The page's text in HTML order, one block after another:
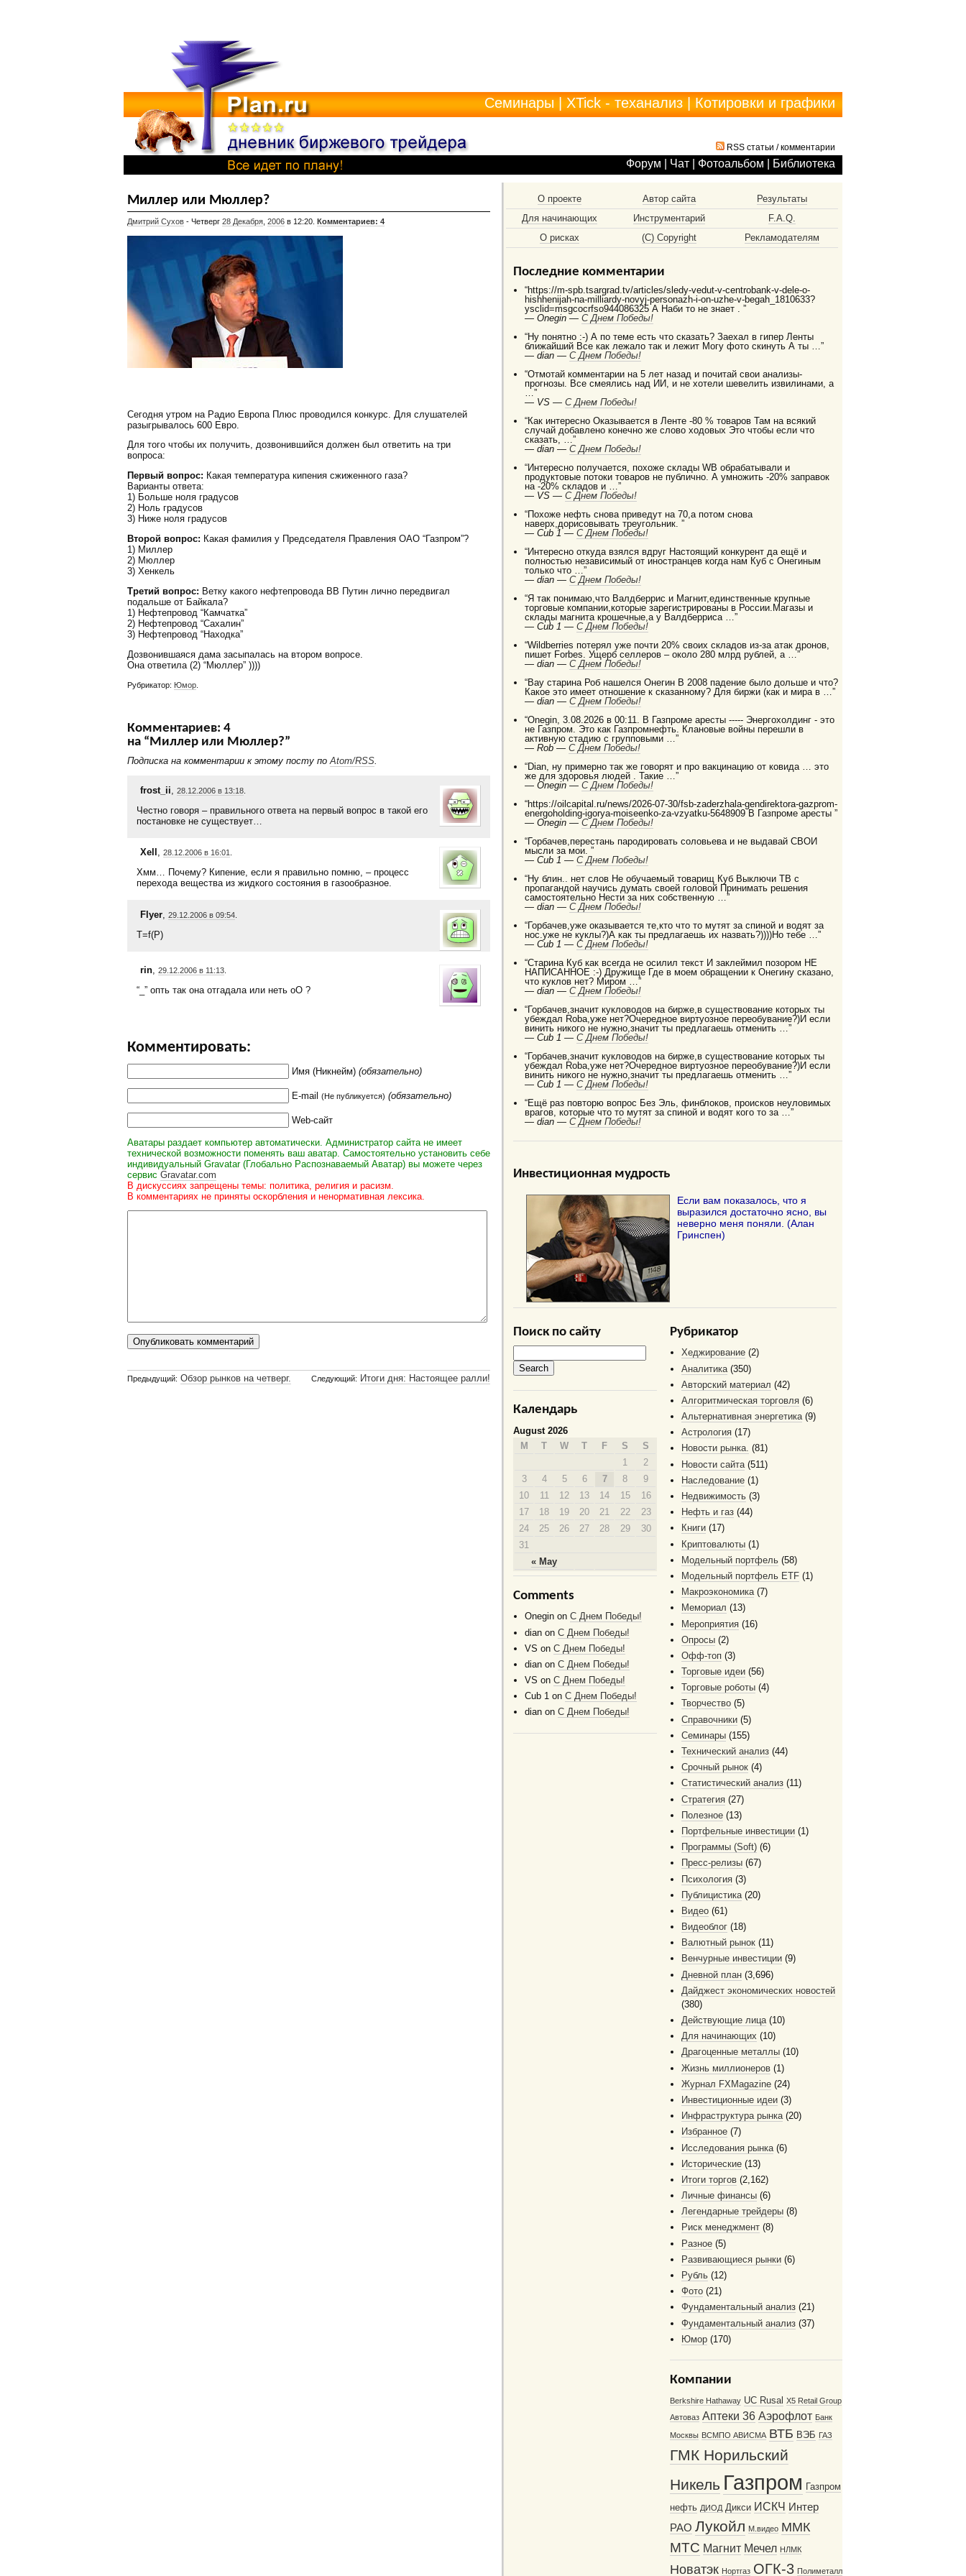
Семинары XTick - теханализ Котировки и графики
RSS статьи /комментарии
Форум Чат Фотоальбом Библиотека
Миллер или Мюллер?
Дмитрий Сухов - Четверг 28 Декабря 2006 в 12:20. Комментариев: 4
Сегодня утром на Радио Европа Плюс проводился конкурс. Для слушателей
разыгрывалось 600 Евро.
Для того чтобы их получить, дозвонившийся должен был ответить на три
вопроса:
Первый вопрос: Какая температура кипения сжиженного газа?
Варианты ответа:
1) Больше ноля градусов
2) Ноль градусов
3) Ниже ноля градусов
Второй вопрос: Какая фамилия у Председателя Правления ОАО “Газпром”?
1) Миллер
2) Мюллер
3) Хенкель
Третий вопрос: Ветку какого нефтепровода ВВ Путин лично передвигал
подальше от Байкала?
1) Нефтепровод “Камчатка”
2) Нефтепровод “Сахалин”
3) Нефтепровод “Находка”
Дозвонившаяся дама засыпалась на втором вопросе.
Она ответила (2) “Мюллер” ))))
Рубрикатор: Юмор
Комментариев: 4
на “Миллер или Мюллер?”
Подписка на комментарии к этому посту поAtom/RSS.
frost_ii 28.12.2006 в 13:18.
Честно говоря – правильного ответа на первый вопрос в такой его
постановке не существует…
Xell , 28.12.2006 в 16:01
Хмм… Почему? Кипение, если я правильно помню, – процесс
перехода вещества из жидкого состояния в газообразное.
Flyer, 29.12.2006 в 09:54.
T=f(P)
rin, 29.12.2006 в 11:13.
“_” опть так она отгадала или неть оО ?
Комментировать:
Имя (Никнейм) (обязательно)
E-mail (Не публикуется) (обязательно)
Web-сайт
Аватары раздает компьютер автоматически. Администратор сайта не имеет
технической возможности поменять ваш аватар. Самостоятельно установить себе
индивидуальный Gravatar (Глобально Распознаваемый Аватар) вы можете через
сервис Gravatar.com
В дискуссиях запрещены темы: политика, религия и расизм.
В комментариях не приняты оскорбления и ненормативная лексика.
Предыдущий: Обзор рынков на четверг. Следующий: Итоги дня: Настоящее ралли!
О проекте Автор сайта
Результаты
Для начинающих
Инструментарий
F.A.Q.
О рисках
(С) Copyright Рекламодателям
Последние комментарии
“https://m-spb.tsargrad.tv/articles/sledy-vedut-v-centrobank-v-dele-o-
hishhenijah-na-milliardy-novyj-personazh-i-on-uzhe-v-begah_1810633?
ysclid=msgcocrfso944086325 А Наби то не знает . ”
—Onegin —C Днем Победы!
“Ну понятно :-) А по теме есть что сказать? Заехал в гипер Ленты
ближайший Все как лежало так и лежит Могу фото скинуть А ты …”
—dian —C Днем Победы!
“Отмотай комментарии на 5 лет назад и почитай свои анализы-
прогнозы. Все смеялись над ИИ, и не хотели шевелить извилинами, а
…”
— VS —C Днем Победы!
“Как интересно Оказывается в Ленте -80 % товаров Там на всякий
случай добавлено конечно же слово ходовых Это чтобы если что
сказать, …”
—dian —C Днем Победы!
“Интересно получается, похоже склады WB обрабатывали и
продуктовые потоки товаров не публично. А умножить -20% заправок
на -20% складов и …”
— VS —C Днем Победы!
“Похоже нефть снова приведут на 70,а потом снова
наверх,дорисовывать треугольник. ”
—Cub 1 —C Днем Победы!
“Интересно откуда взялся вдруг Настоящий конкурент да ещё и
полностью независимый от иностранцев когда нам Куб с Онегиным
только что …”
—dian —C Днем Победы!
“Я так понимаю,что Валдберрис и Магнит,единственные крупные
торговые компании,которые зарегистрированы в России.Магазы и
склады магнита крошечные,а у Валдберриса …”
—Cub 1 —C Днем Победы!
“Wildberries потерял уже почти 20% своих складов из-за атак дронов,
пишет Forbes. Ущерб селлеров – около 280 млрд рублей, а …”
—dian —C Днем Победы!
“Вау старина Роб нашелся Онегин В 2008 падение было дольше и что?
Какое это имеет отношение к сказанному? Для биржи (как и мира в …”
—dian —C Днем Победы!
“Onegin, 3.08.2026 в 00:11. В Газпроме аресты ----- Энергохолдинг - это
не Газпром. Это как Газпромнефть. Клановые войны перешли в
активную стадию с групповыми …”
—Rob —C Днем Победы!
“Dian, ну примерно так же говорят и про вакцинацию от ковида … это
же для здоровья людей . Такие …”
—Onegin —C Днем Победы!
“https://oilcapital.ru/news/2026-07-30/fsb-zaderzhala-gendirektora-gazprom-
energoholding-igorya-moiseenko-za-vzyatku-5648909 В Газпроме аресты ”
—Onegin —C Днем Победы!
“Горбачев,перестань пародировать соловьева и не выдавай СВОИ
мысли за мои. ”
—Cub 1 —C Днем Победы!
“Ну блин.. нет слов Не обучаемый товарищ Куб Выключи ТВ с
пропагандой научись думать своей головой Принимать решения
самостоятельно Нести за них собственную …”
—dian —C Днем Победы!
“Горбачев,уже оказывается те,кто что то мутят за спиной и водят за
нос.уже не куклы?)А как ты предлагаешь их назвать?))))Но тебе …”
—Cub 1 —C Днем Победы!
“Старина Куб как всегда не осилил текст И заклеймил позором НЕ
НАПИСАННОЕ :-) Дружище Где в моем обращении к Онегину сказано,
что куклов нет? Миром …”
—dian —C Днем Победы!
“Горбачев,значит кукловодов на бирже,в существование которых ты
убеждал Robа,уже нет?Очередное виртуозное переобувание?)И если
винить никого не нужно,значит ты предлагаешь отменить …”
—Cub 1 —C Днем Победы!
“Горбачев,значит кукловодов на бирже,в существование которых ты
убеждал Robа,уже нет?Очередное виртуозное переобувание?)И если
винить никого не нужно,значит ты предлагаешь отменить …”
—Cub 1 —C Днем Победы!
“Ещё раз повторю вопрос Без Эль, финблоков, происков неуловимых
врагов, которые что то мутят за спиной и водят кого то за …”
—dian —C Днем Победы!
Инвестиционная мудрость
Если вам показалось, что я
выразился достаточно ясно, вы
неверно меня поняли. (Алан
Гринспен)
Поиск по сайту
Календарь
August 2026
M
T W T F S S
« May
1
2
3
4 5 6 7 8
9
10
11 12 13 14 15
16
17
18 19 20 21 22
23
24
25 26 27 28 29
30
31
Comments
Onegin on C Днем Победы!
dian on C Днем Победы!
VS on C Днем Победы!
dian on C Днем Победы!
VS on C Днем Победы!
Cub 1 on C Днем Победы!
dian on C Днем Победы!
Рубрикатор
Хеджирование (2)
Аналитика (350)
Авторский материал (42)
Алгоритмическая торговля (6)
Альтернативная энергетика(9)
Астрология (17)
Новости рынка. (81)
Новости сайта (511)
Наследование (1)
Недвижимость (3)
Нефть и газ (44)
Книги (17)
Криптовалюты (1)
Модельный портфель (58)
Модельный портфель ETF (1)
Макроэкономика(7)
Мемориал (13)
Мероприятия (16)
Опросы (2)
Офф-топ (3)
Торговые идеи (56)
Торговые роботы (4)
Творчество (5)
Справочники (5)
Семинары (155)
Технический анализ (44)
Срочный рынок (4)
Статистический анализ (11)
Стратегия (27)
Полезное (13)
Портфельные инвестиции (1)
Программы (Soft) (6)
Пресс-релизы (67)
Психология (3)
Публицистика (20)
Видео (61)
Видеоблог (18)
Валютный рынок (11)
Венчурные инвестиции (9)
Дневной план (3,696)
Дайджест экономических новостей
(380)
Действующие лица(10)
Для начинающих (10)
Драгоценные металлы (10)
Жизнь миллионеров (1)
Журнал FXMagazine (24)
Инвестиционные идеи (3)
Инфраструктура рынка(20)
Избранное (7)
Исследования рынка (6)
Исторические (13)
Итоги торгов (2,162)
Личные финансы (6)
Легендарные трейдеры (8)
Риск менеджмент (8)
Разное (5)
Развивающиеся рынки (6)
Рубль (12)
Фото (21)
Фундаментальный анализ (21)
Фундаментальный анализ (37)
Юмор (170)
Компании
Berkshire Hathaway UC Rusal X5 Retail Group
Автоваз Аптеки 36 Аэрофлот Банк
Москвы ВСМПО АВИСМА ВТБ ВЭБ ГАЗ
ГМК Норильский
Никель Газпром Газпром
нефть ДИОД Дикси ИСКЧ Интер
РАО Лукойл М.видео ММК
МТС Магнит Мечел НЛМК
Новатэк Нортгаз ОГК-3 Полиметалл